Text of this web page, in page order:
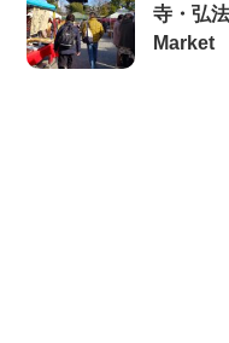
寺・弘
Market